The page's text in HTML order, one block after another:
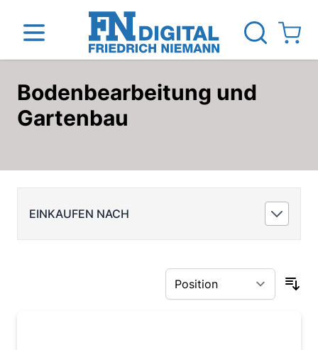
Direkt zum Inhalt
Das Unternehmen
View
Bodenbearbeitung und
Gartenbau
EINKAUFEN NACH